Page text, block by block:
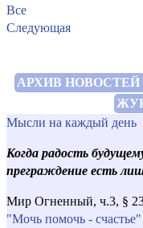
Все
Следующая
АРХИВ НОВОСТЕЙ
Мысли на каждый день
Когда радость
преграждение есть
Мир Огненный, ч.3, §
"Мочь помочь - счастье"